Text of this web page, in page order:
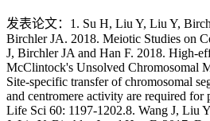
发表论文：1. Su H, Liu Y, Liu Y, Birchler JA and Han F. 2018. The Behavior of the Maize B Chromosome and Centromere. Genes 9: 476.2. Han F, Lamb JC, McCaw ME, Gao Z, Zhang B, Swyers NC and Birchler JA. 2018. Meiotic Studies on Combinations of Chromosomes With Different Sized Centromeres in Maize. Front Plant Sci 9: 785.3. Feng C, Su H, Bai H, Wang R, Liu Y, Guo X, Liu C, Zhang J, Yuan J, Birchler JA and Han F. 2018. High-efficiency genome editing using a dmc1 promoter-controlled CRISPR/Cas9 system in maize. Plant Biotechnol J 16: 1848-1857.4. Birchler JA and Han F. 2018. Barbara McClintock's Unsolved Chromosomal Mysteries: Parallels to Common Rearrangements and Karyotype Evolution. Plant Cell30: 771-779.5. Yuan J, Shi Q, Guo X, Liu Y, Su H, Guo X, Lv Z and Han F. 2017. Site-specific transfer of chromosomal segments and genes in wheat engineered chromosomes. J Genet Genomics 44: 531-539.6. Liu Y, Su H, Liu Y, Zhang J, Dong Q, Birchler JA and Han F. 2017. Cohesion and centromere activity are required for phosphorylation of histone H3 in maize. Plant J 92: 1121-1131.7. Zhang J and Han F. 2017. Centromere pairing precedes meiotic chromosome pairing in plants. Sci China Life Sci 60: 1197-1202.8. Wang J, Liu Y, Su H, Guo X and Han F. 2017. Centromere structure and function analysis in wheat-rye translocation lines. Plant J 91: 199-207.9. Su H, Liu Y, Dong Q, Feng C, Zhang J, Liu Y, Birchler J and Han F. 2017. Dynamic location changes of Bub1-phosphorylated-H2AThr133 with CENH3 nucleosome in maize centromeric regions. New Phytol 214: 682-694.10. Su H, Liu Y, Liu Y, Lv Z, Xie S, Gao Z, Pang J, Wang X and Han F. 2016. Dynamic chromatin changes associated with de novo centromere formation in maize euchromatin. Plant J 88: 854-866.11. Guo X, Su H, Shi Q, Fu S, Wang J, Zhang X and Han F. 2016. De nove centromere formation and centromeric